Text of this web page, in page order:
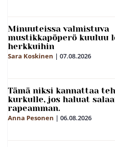
Minuuteissa valmistuva
mustikkapöperö kuuluu
herkkuihin
Sara Koskinen | 07.08.2026
Tämä niksi kannattaa
kurkulle, jos haluat
rapeamman.
Anna Pesonen | 06.08.2026